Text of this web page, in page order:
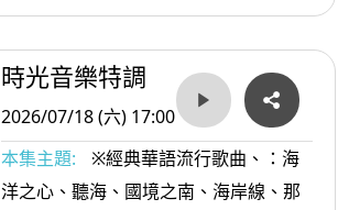
珍重、 買情債、愛拼才會贏、港都夜
雨...等。
時光音樂特調
2026/07/18 (六) 17:00
本集主題:
※經典華語流行歌曲、：海
洋之心、聽海、國境之南、海岸線、那